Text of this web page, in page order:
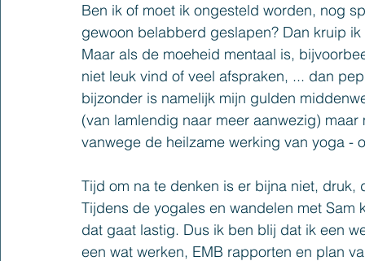
Ben ik of moet ik ongesteld worden, nog
gewoon belabberd geslapen? Dan kruip
Maar als de moeheid mentaal is,
niet leuk vind of veel afspraken, ... dan
bijzonder is namelijk mijn gulden
(van lamlendig naar meer aanwezig)
vanwege de heilzame werking van yoga -
Tijd om na te denken is er bijna niet,
Tijdens de yogales en wandelen met
dat gaat lastig. Dus ik ben blij dat ik een
een wat werken, EMB rapporten en plan